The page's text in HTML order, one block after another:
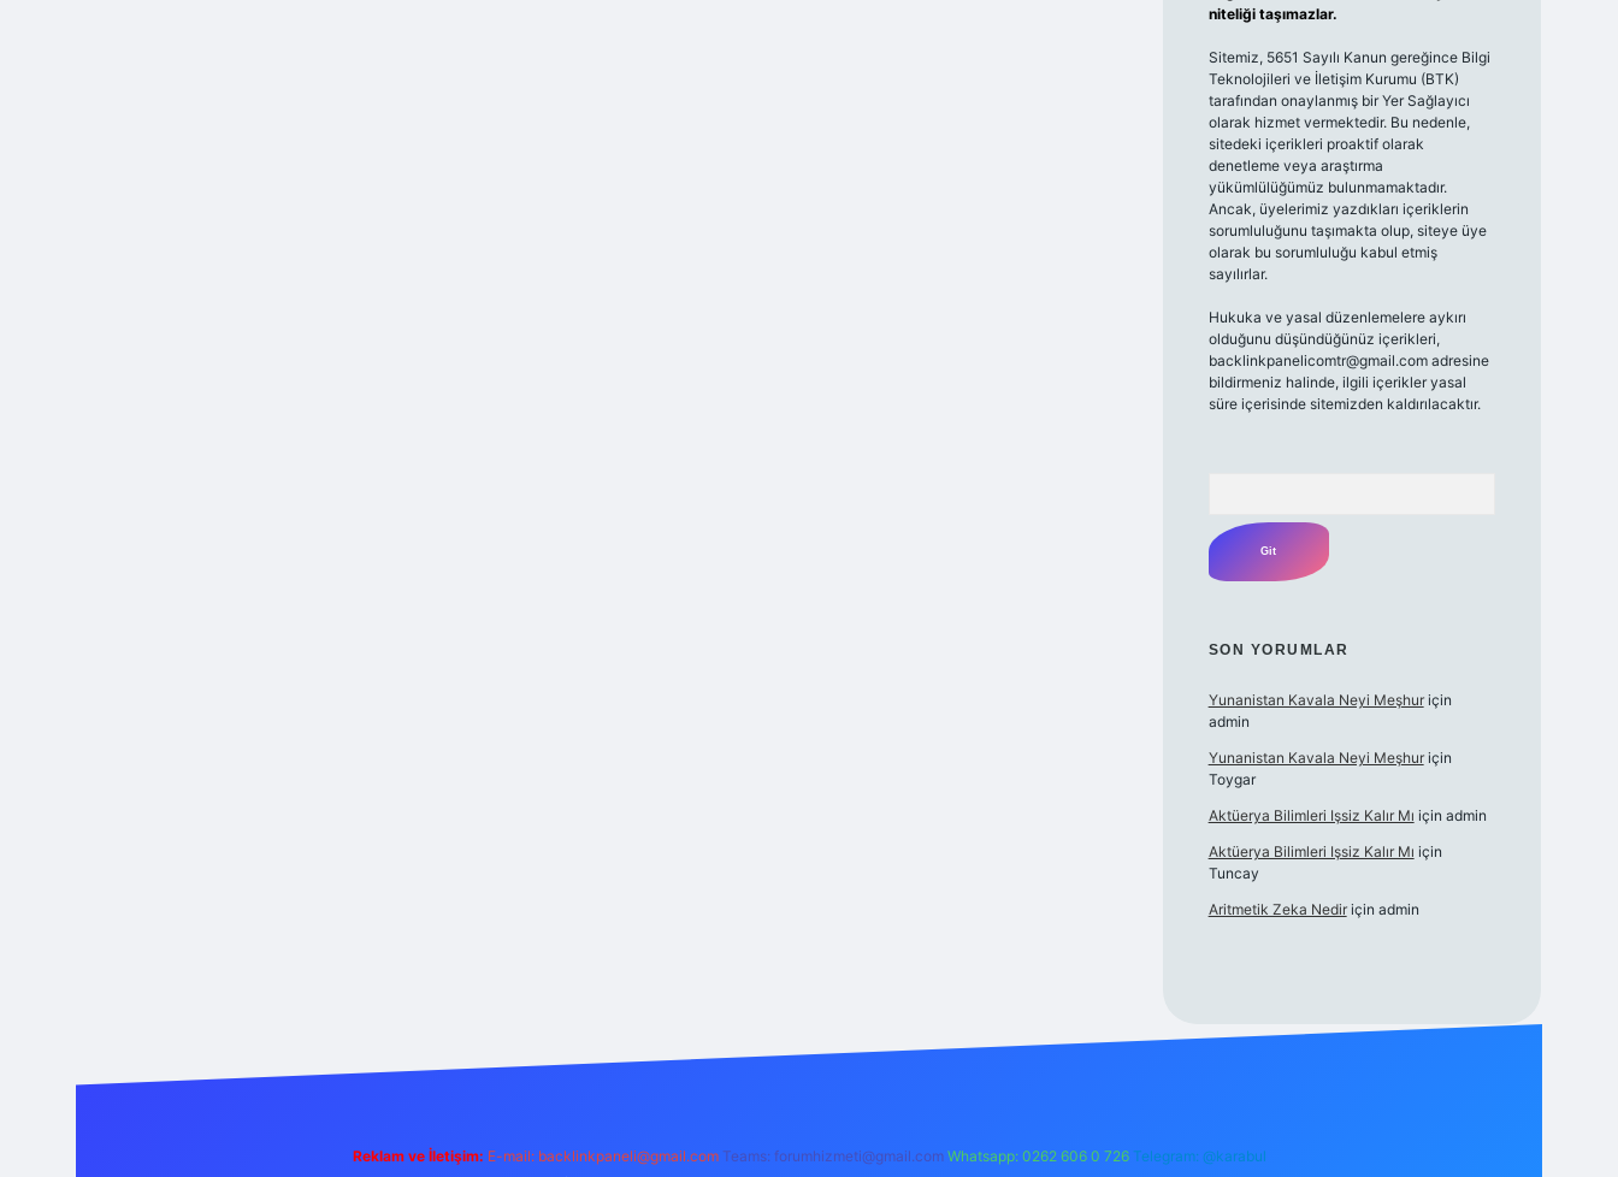
niteliği taşımazlar.
Sitemiz, 5651 Sayılı Kanun gereğince Bilgi
Teknolojileri ve İletişim Kurumu (BTK)
tarafından onaylanmış bir Yer Sağlayıcı
olarak hizmet vermektedir. Bu nedenle,
sitedeki içerikleri proaktif olarak
denetleme veya araştırma
yükümlülüğümüz bulunmamaktadır.
Ancak, üyelerimiz yazdıkları içeriklerin
sorumluluğunu taşımakta olup, siteye üye
olarak bu sorumluluğu kabul etmiş
sayılırlar.
Hukuka ve yasal düzenlemelere aykırı
olduğunu düşündüğünüz içerikleri,
backlinkpanelicomtr@gmail.comadresine
bildirmeniz halinde, ilgili içerikler yasal
süre içerisinde sitemizden kaldırılacaktır.
SON YORUMLAR
Yunanistan Kavala Neyi Meşhuriçin
admin
Yunanistan Kavala Neyi Meşhuriçin
Toygar
Aktüerya Bilimleri Işsiz Kalır Mı için admin
Aktüerya Bilimleri Işsiz Kalır Mı için
Tuncay
Aritmetik Zeka Nediriçin admin
Reklam ve İletişim: E-mail: backlinkpaneli@gmail.com Teams: forumhizmeti@gmail.com Whatsapp: 0262 606 0 726 Telegram: @karabul